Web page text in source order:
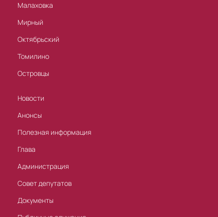
Малаховка
Мирный
Октябрьский
Томилино
Островцы
Новости
Анонсы
Полезная информация
Глава
Администрация
Совет депутатов
Документы